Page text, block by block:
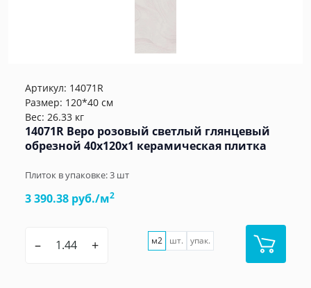
Артикул: 14071R
Размер: 120*40 см
Вес: 26.33 кг
14071R Веро розовый светлый глянцевый
обрезной 40x120x1 керамическая плитка
Плиток в упаковке:3 шт
3 390.38 руб./м2
– + м2 шт. упак.